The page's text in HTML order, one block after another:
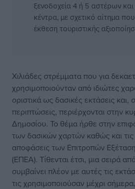
ξενοδοχεία 4 ή 5 αστέρων
κέντρα, με σχετικό αίτημα
έκθεση τουριστικής
Χιλιάδες στρέμματα που για
χρησιμοποιούνταν από ιδιώτες
οριστικά ως δασικές εκτάσεις και,
περιπτώσεις, περιέρχονται στην
Δημοσίου. Το θέμα ήρθε στην
των δασικών χαρτών καθώς και τις
αποφάσεις των Επιτροπών
(ΕΠΕΑ). Τίθενται έτσι, μια σειρά
συμβαίνει πλέον με αυτές τις
τις χρησιμοποιούσαν μέχρι